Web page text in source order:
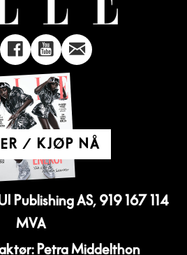
/ KJØP NÅ
Publishing AS, 919 167 114
MVA
Petra Middelthon